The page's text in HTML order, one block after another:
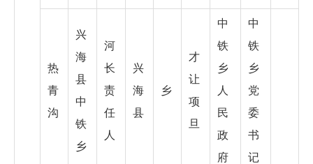
热
青
沟
兴
海
县
中
铁
乡
河
长
责
任
人
兴
海
县
乡
才
让
项
旦
中
铁
乡
人
民
政
府
中
铁
乡
党
委
书
记